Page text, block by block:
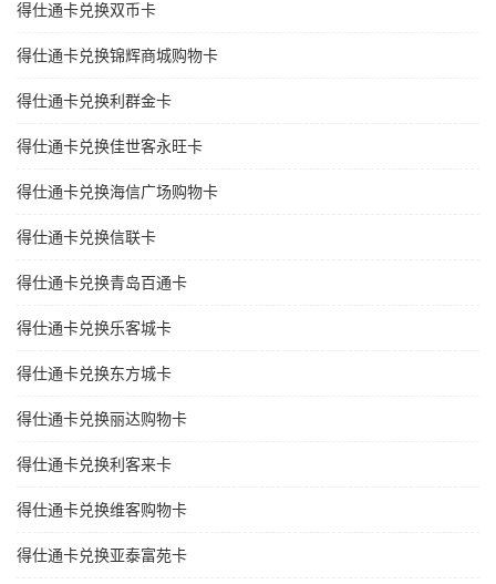
得仕通卡兑换双币卡
得仕通卡兑换锦辉商城购物卡
得仕通卡兑换利群金卡
得仕通卡兑换佳世客永旺卡
得仕通卡兑换海信广场购物卡
得仕通卡兑换信联卡
得仕通卡兑换青岛百通卡
得仕通卡兑换乐客城卡
得仕通卡兑换东方城卡
得仕通卡兑换丽达购物卡
得仕通卡兑换利客来卡
得仕通卡兑换维客购物卡
得仕通卡兑换亚泰富苑卡